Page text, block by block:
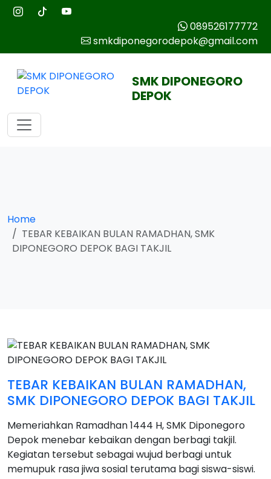
089526177772
smkdiponegorodepok@gmail.com
SMK DIPONEGORO
DEPOK
Home
TEBAR KEBAIKAN BULAN RAMADHAN, SMK
DIPONEGORO DEPOK BAGI TAKJIL
TEBAR KEBAIKAN BULAN RAMADHAN,
SMK DIPONEGORO DEPOK BAGI TAKJIL
Memeriahkan Ramadhan 1444 H, SMK Diponegoro
Depok menebar kebaikan dengan berbagi takjil.
Kegiatan tersebut sebagai wujud berbagi untuk
memupuk rasa jiwa sosial terutama bagi siswa-siswi.